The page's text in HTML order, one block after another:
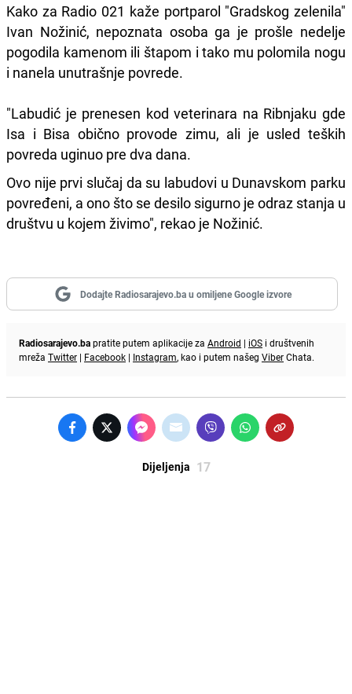
Kako za Radio 021 kaže portparol "Gradskog zelenila"
Ivan Nožinić, nepoznata osoba ga je prošle nedelje
pogodila kamenom ili štapom i tako mu polomila nogu
i nanela unutrašnje povrede.
"Labudić je prenesen kod veterinara na Ribnjaku gde
Isa i Bisa obično provode zimu, ali je usled teških
povreda uginuo pre dva dana.
Ovo nije prvi slučaj da su labudovi u Dunavskom parku
povređeni, a ono što se desilo sigurno je odraz stanja u
društvu u kojem živimo", rekao je Nožinić.
Dodajte Radiosarajevo.ba u omiljene Google izvore
Radiosarajevo.bapratite putem aplikacije za Android | iOS i društvenih
mreža Twitter | Facebook | Instagram, kao i putem našeg ViberChata.
Dijeljenja 17